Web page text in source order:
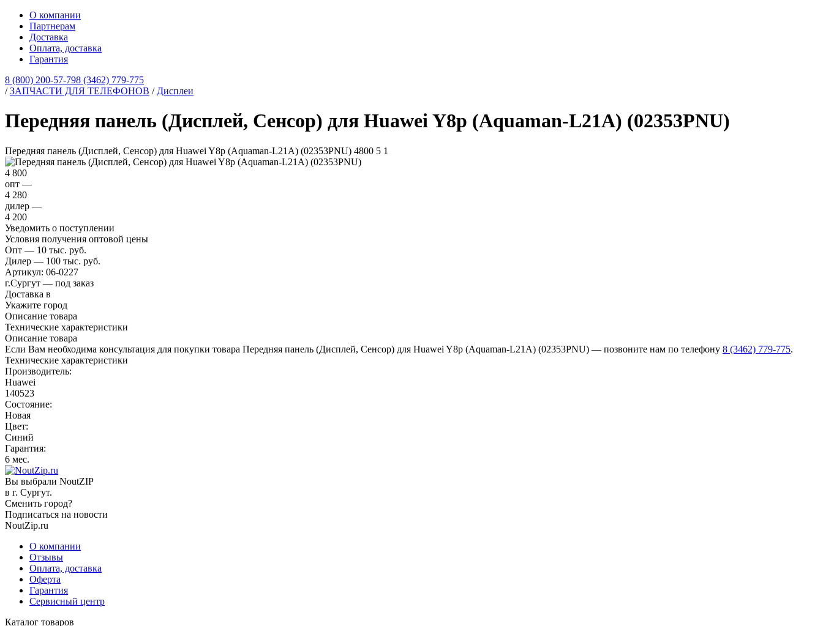
О компании
Партнерам
Доставка
Оплата, доставка
Гарантия
8 (800) 200-57-798 (3462) 779-775
/ЗАПЧАСТИ ДЛЯ ТЕЛЕФОНОВ / Дисплеи
Передняя панель (Дисплей, Сенсор) для Huawei Y8p (Aquaman-L21A) (02353PNU)
Передняя панель (Дисплей, Сенсор) для Huawei Y8p (Aquaman-L21A) (02353PNU) 4800 5 1
4 800
опт —
4 280
дилер —
4 200
Уведомить о поступлении
Условия получения оптовой цены
Опт — 10 тыс. руб.
Дилер — 100 тыс. руб.
Артикул: 06-0227
г.Сургут — под заказ
Доставка в
Укажите город
Описание товара
Технические характеристики
Описание товара
Если Вам необходима консультация для покупки товара Передняя панель (Дисплей, Сенсор) для Huawei Y8p (Aquaman-L21A) (02353PNU) — позвоните нам по телефону 8 (3462) 779-775.
Технические характеристики
Производитель:
Huawei
140523
Состояние:
Новая
Цвет:
Синий
Гарантия:
6 мес.
Вы выбрали NoutZIP
в г. Сургут.
Сменить город?
Подписаться на новости
NoutZip.ru
О компании
Отзывы
Оплата, доставка
Оферта
Гарантия
Сервисный центр
Каталог товаров